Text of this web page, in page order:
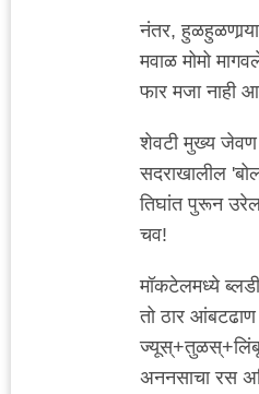
नंतर,
मवाळ मोमो
फार मजा नाही
शेवटी मुख्य जेवण
सदराखालील
तिघांत पुरून
चव!
मॉकटेलमध्ये
तो ठार आंबटढाण
अननसाचा रस